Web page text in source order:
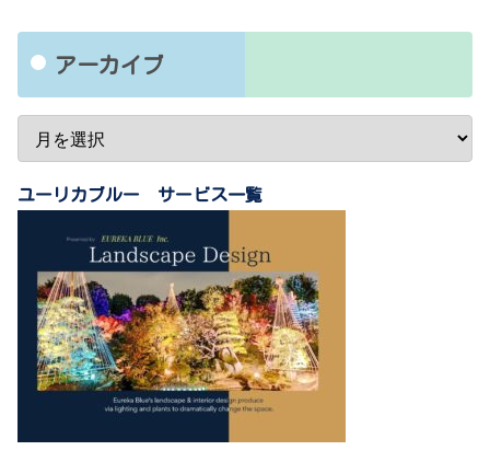
アーカイブ
ユーリカブルー サービス一覧